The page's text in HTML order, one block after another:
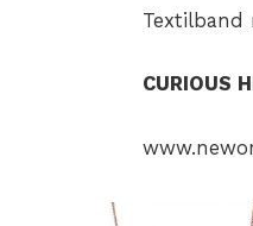
Textilband
CURIOUS